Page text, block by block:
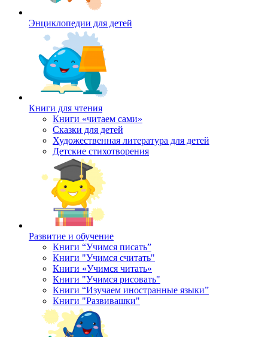
Энциклопедии для детей
Книги для чтения
Книги «читаем сами»
Сказки для детей
Художественная литература для детей
Детские стихотворения
Развитие и обучение
Книги “Учимся писать”
Книги "Учимся считать"
Книги «Учимся читать»
Книги "Учимся рисовать"
Книги “Изучаем иностранные языки”
Книги "Развивашки"